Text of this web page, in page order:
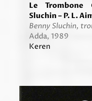
Le Trombone
Sluchin – P. L.
Benny Sluchin,
Adda, 1989
Keren